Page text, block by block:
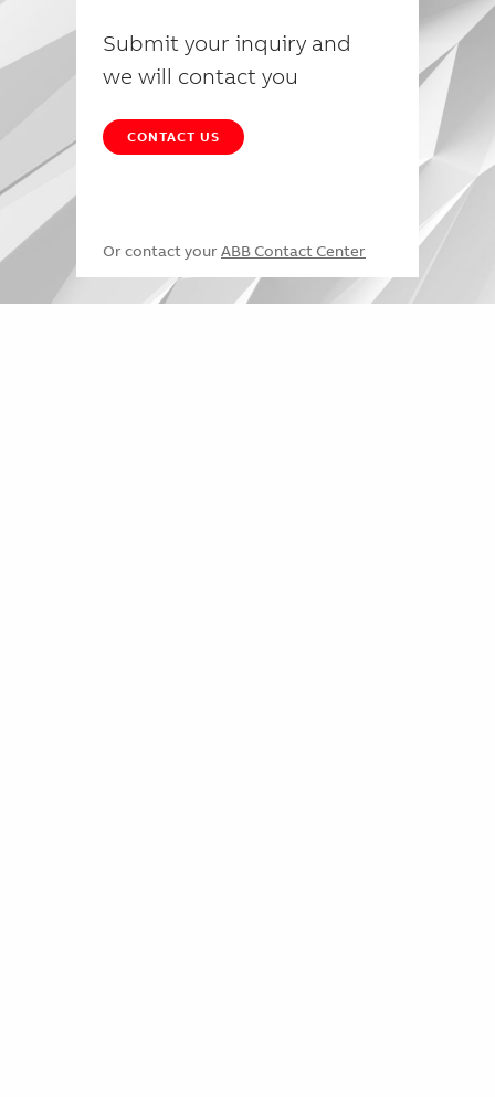
Submit your inquiry and
we will contact you
CONTACT US
Or contact your ABB Contact Center